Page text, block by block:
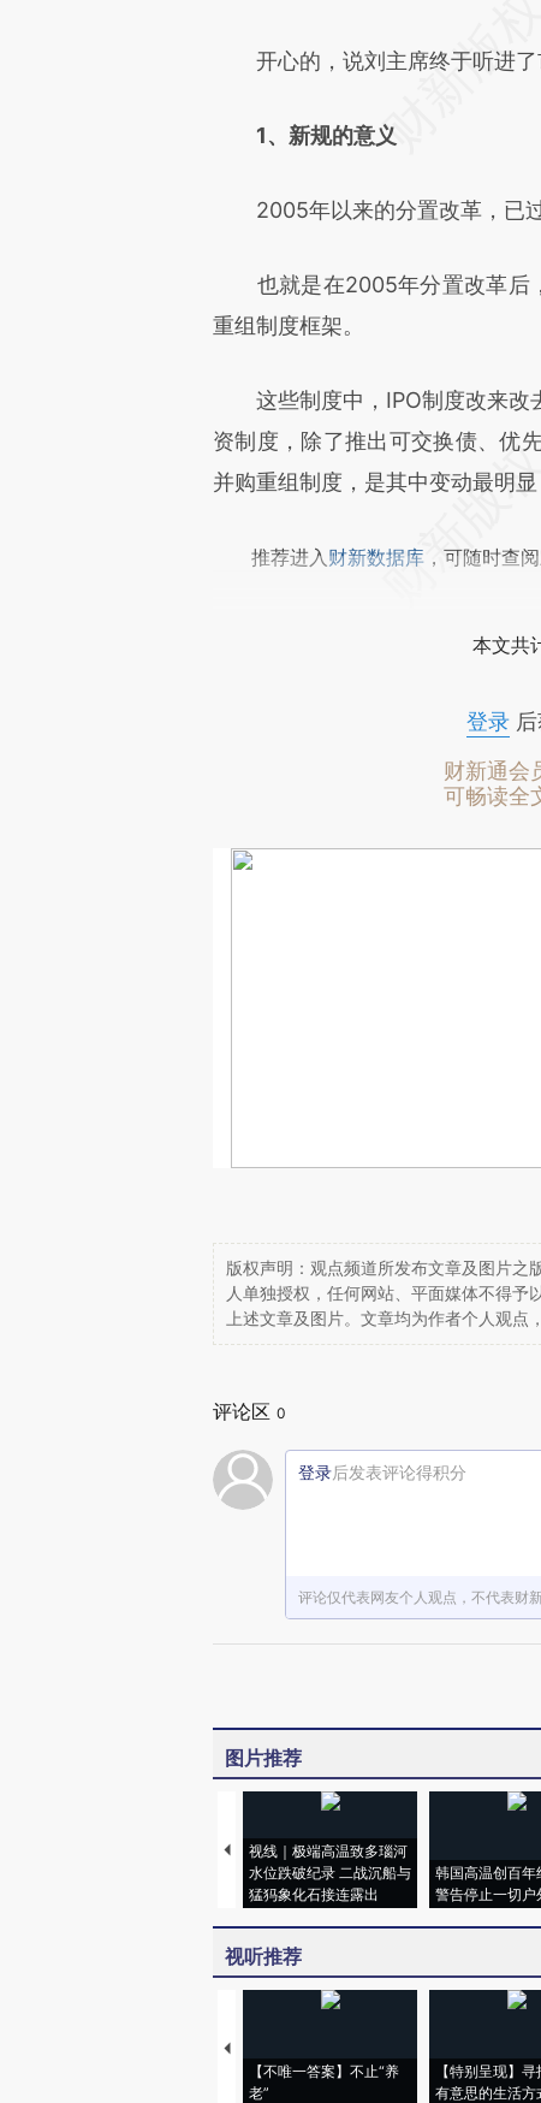
开心的，说刘主席终于听进了
1、新规的意义
2005年以来的分置改革，已过
也就是在2005年分置改革后，
重组制度框架。
这些制度中，IPO制度改来改
资制度，除了推出可交换债、优
并购重组制度，是其中变动最明
推荐进入 财新数据库 ，可随时查
本文共
登录后
财新通会
可畅读全
版权声明：观点频道所发布文章及图片之
人单独授权，任何网站、平面媒体不得予
上述文章及图片。文章均为作者个人观点
评论区 0
登录后发表评论得积分
评论仅代表网友个人观点，不代表财
图片推荐
视线｜极端高温致多瑙河
水位跌破纪录 二战沉船与
猛犸象化石接连露出
韩国高温创百年
警告停止一切户
视听推荐
【不唯一答案】不止“养
老”
【特别呈现】
有意思的生活方